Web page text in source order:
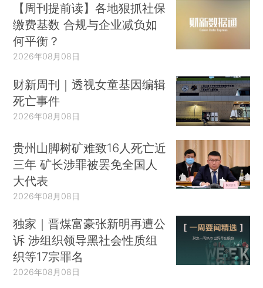
【周刊提前读】各地狠抓社保
缴费基数 合规与企业减负如
何平衡？
2026年08月08日
财新周刊｜透视女童基因编辑
死亡事件
2026年08月08日
贵州山脚树矿难致16人死亡近
三年 矿长涉罪被罢免全国人
大代表
2026年08月08日
独家｜晋煤富豪张新明再遭公
诉 涉组织领导黑社会性质组
织等17宗罪名
2026年08月08日